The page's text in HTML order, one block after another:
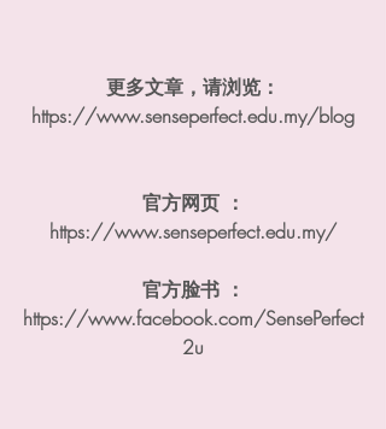
更多文章，请浏览：
https://www.senseperfect.edu.my/blog
官方网页 ：
https://www.senseperfect.edu.my​/
官方脸书 ：
https://www.facebook.com/SensePerfect
2u